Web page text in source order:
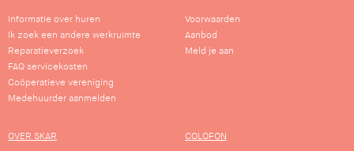
Informatie over huren
Ik zoek een andere werkruimte
Reparatieverzoek
FAQ servicekosten
Coöperatieve vereniging
Medehuurder aanmelden
Voorwaarden
Aanbod
Meld je aan
OVER SKAR COLOFON